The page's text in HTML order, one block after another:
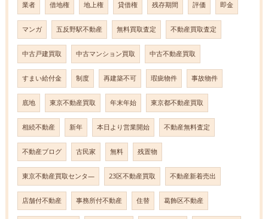
業者 借地権 地上権 貸借権 残存期間 評価 即金
マンガ 五反野駅不動産 無料買取査定 不動産買取査定
中古戸建買取 中古マンション買取 中古不動産買取
すまい給付金 制度 再建築不可 瑕疵物件 事故物件
底地 東京不動産買取 年末年始 東京都不動産買取
相続不動産 新年 本日より営業開始 不動産無料査定
不動産ブログ 古民家 無料 残置物
東京不動産買取センタ― 23区不動産買取 不動産新着売出
店舗付不動産 事務所付不動産 住替 葛飾区不動産